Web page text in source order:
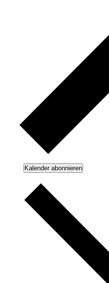
Kalender abonnieren